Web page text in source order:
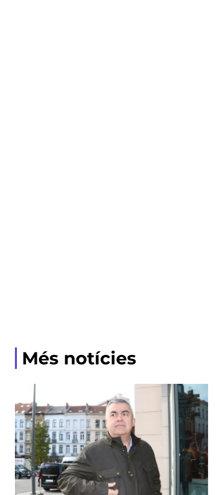
Més notícies